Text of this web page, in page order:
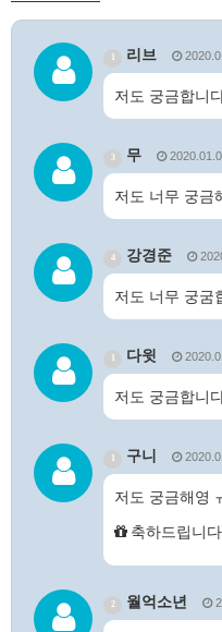
리브
저도 궁금합니
3 무
저도 너무 궁금
4 강경준
저도 너무 궁굼
다윗
저도 궁금합니
구니
저도 궁금해영
축하드립니
2 월억소년